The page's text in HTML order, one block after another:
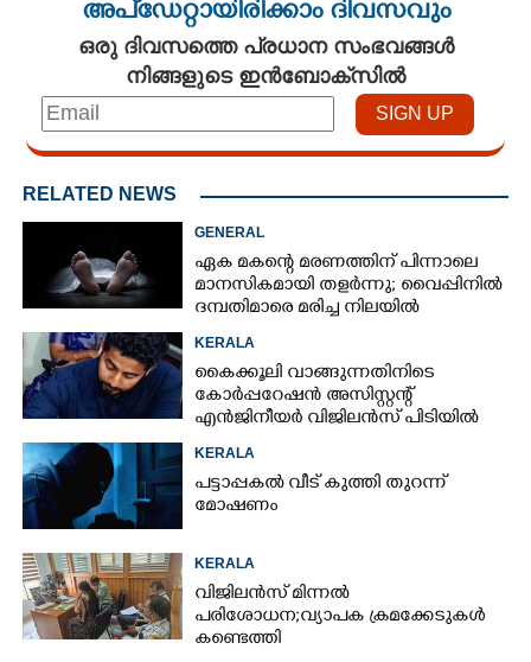
അപ്ഡേറ്റായിരിക്കാം ദിവസവും
ഒരു ദിവസത്തെ പ്രധാന സംഭവങ്ങൾ
നിങ്ങളുടെ ഇൻബോക്സിൽ
RELATED NEWS
GENERAL
ഏക മകന്റെ മരണത്തിന് പിന്നാലെ
മാനസികമായി തളർന്നു; വൈപ്പിനിൽ
ദമ്പതിമാരെ മരിച്ച നിലയിൽ
KERALA
കൈക്കൂലി വാങ്ങുന്നതിനിടെ
കോർപ്പറേഷൻ അസിസ്റ്റന്റ്
എൻജിനീയർ വിജിലൻസ് പിടിയിൽ
KERALA
പട്ടാപ്പകൽ വീട് കുത്തി തുറന്ന്
മോഷണം
KERALA
വിജിലൻസ് മിന്നൽ
പരിശോധന; വ്യാപക ക്രമക്കേടുകൾ
കണ്ടെത്തി